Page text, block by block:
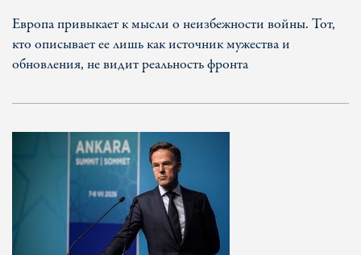
Европа привыкает к мысли о неизбежности войны. Тот,
кто описывает ее лишь как источник мужества и
обновления, не видит реальность фронта